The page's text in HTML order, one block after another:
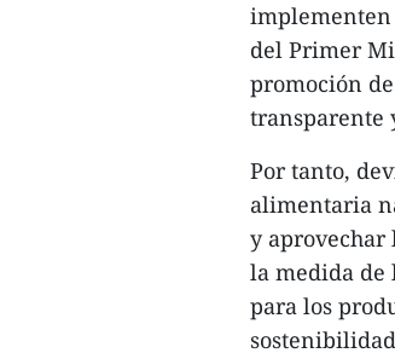
implementen
del Primer
promoción
transparente
Por tanto,
alimentaria
y aprovechar
la medida de
para los